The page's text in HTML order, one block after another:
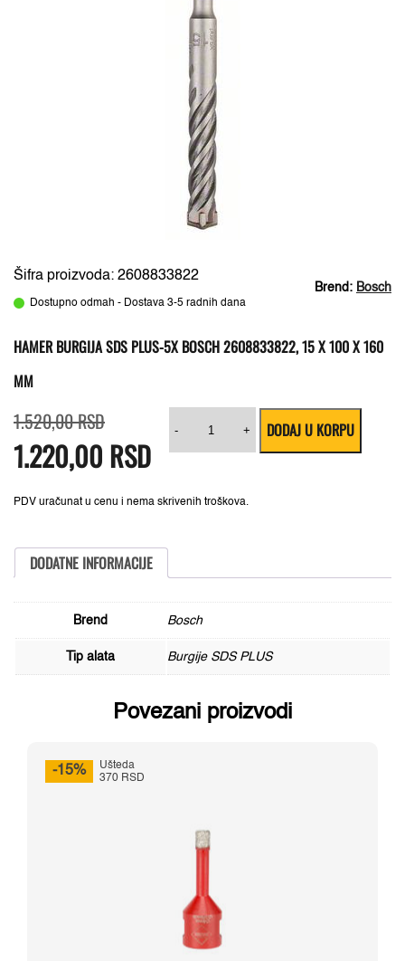
Brend: Bosch
Šifra proizvoda: 2608833822
Dostupno odmah - Dostava 3-5 radnih dana
HAMER BURGIJA SDS PLUS-5X BOSCH 2608833822, 15 X 100 X 160
MM
1.520,00RSDcena
je
bila:
1.520,00 RSD.
1.220,00 RSD
cena
je:
1.220,00 RSD.
PDV uračunat u cenu i nema skrivenih troškova.
-
burgija
plus-
2608833822,
količina
+ DODAJ U KORPU
DODATNE INFORMACIJE
Brend Bosch
Tip alata Burgije SDS PLUS
Povezani proizvodi
-15%
Ušteda
370 RSD